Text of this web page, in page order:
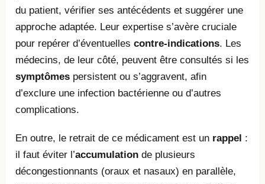
du patient, vérifier ses antécédents et suggérer une
approche adaptée. Leur expertise s’avère cruciale
pour repérer d’éventuellescontre-indications. Les
médecins, de leur côté, peuvent être consultés si les
symptômes persistent ou s’aggravent, afin
d’exclure une infection bactérienne ou d’autres
complications.
En outre, le retrait de ce médicament est un rappel :
il faut éviter l’accumulation de plusieurs
décongestionnants (oraux et nasaux) en parallèle,